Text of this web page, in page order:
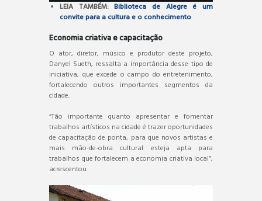
LEIA TAMBÉM:Biblioteca de Alegre é um
convite para a cultura e o conhecimento
Economia criativa e capacitação
O ator, diretor, músico e produtor deste projeto,
Danyel Sueth, ressalta a importância desse tipo de
iniciativa, que excede o campo do entretenimento,
fortalecendo outros importantes segmentos da
cidade.
“Tão importante quanto apresentar e fomentar
trabalhos artísticos na cidade é trazer oportunidades
de capacitação de ponta, para que novos artistas e
mais mão-de-obra cultural esteja apta para
trabalhos que fortalecem a economia criativa local”,
acrescentou.